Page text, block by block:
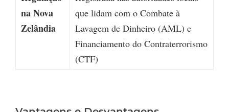
na Nova
Zelândia
que lidam com o Combate à
Lavagem de Dinheiro (AML) e
Financiamento do Contraterrorismo
(CTF)